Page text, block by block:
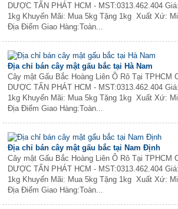
DƯỢC TẤN PHÁT HCM - MST:0313.462.404
1kg Khuyến Mãi: Mua 5kg Tặng 1kg Xuất Xứ:
Địa Điểm Giao Hàng:Toàn...
Địa chỉ bán cây mật gấu bắc tại Hà Nam
Cây mật Gấu Bắc Hoàng Liên Ô Rô Tại TPHCM
DƯỢC TẤN PHÁT HCM - MST:0313.462.404
1kg Khuyến Mãi: Mua 5kg Tặng 1kg Xuất Xứ:
Địa Điểm Giao Hàng:Toàn...
Địa chỉ bán cây mật gấu bắc tại Nam Định
Cây mật Gấu Bắc Hoàng Liên Ô Rô Tại TPHCM
DƯỢC TẤN PHÁT HCM - MST:0313.462.404
1kg Khuyến Mãi: Mua 5kg Tặng 1kg Xuất Xứ:
Địa Điểm Giao Hàng:Toàn...